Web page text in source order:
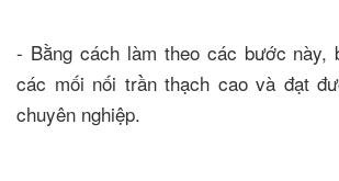
- Bằng cách làm theo các bước này,
các mối nối trần thạch cao và đạt
chuyên nghiệp.